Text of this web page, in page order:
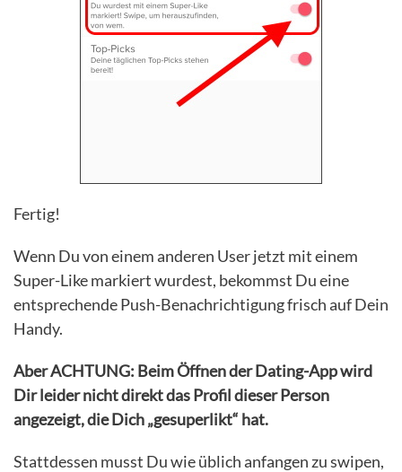
Fertig!
Wenn Du von einem anderen User jetzt mit einem
Super-Like markiert wurdest, bekommst Du eine
entsprechende Push-Benachrichtigung frisch auf Dein
Handy.
Aber ACHTUNG: Beim Öffnen der Dating-App wird
Dir leider nicht direkt das Profil dieser Person
angezeigt, die Dich „gesuperlikt“ hat.
Stattdessen musst Du wie üblich anfangen zu swipen,